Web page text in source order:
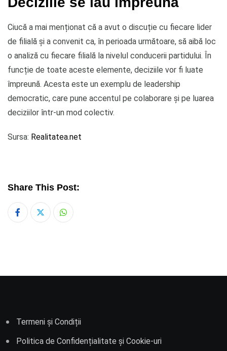
Ciucă a mai menționat că a avut o discuție cu fiecare lider
de filială și a convenit ca, în perioada următoare, să aibă loc
o analiză cu fiecare filială la nivelul conducerii partidului. În
funcție de toate aceste elemente, deciziile vor fi luate
împreună. Acesta este un exemplu de leadership
democratic, care pune accentul pe colaborare și pe luarea
deciziilor într-un mod colectiv.
Sursa: Realitatea.net
Share This Post:
Whatsapp
Termeni și Condiții
Politica de Confidențialitate și Cookie-uri